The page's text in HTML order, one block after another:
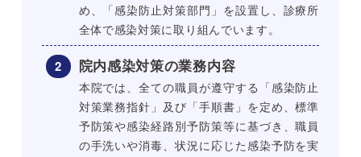
め、「感染防止対策部門」を設置し、診療所
全体で感染対策に取り組んでいます。
院内感染対策の業務内容
本院では、全ての職員が遵守する「感染防止
対策業務指針」及び「手順書」を定め、標準
予防策や感染経路別予防策等に基づき、職員
の手洗いや消毒、状況に応じた感染予防を実